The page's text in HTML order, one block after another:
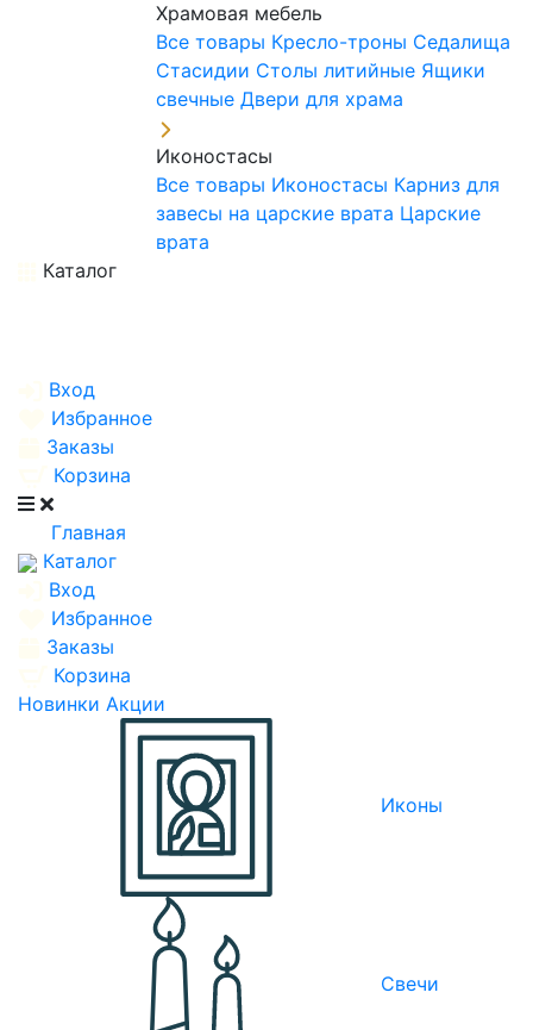
Храмовая мебель
Все товары Кресло-троны Седалища
Стасидии Столы литийные Ящики
свечные Двери для храма
Иконостасы
Все товары Иконостасы Карниз для
завесы на царские врата Царские
врата
Каталог
Вход
Избранное
Заказы
Корзина
Главная
Каталог
Вход
Избранное
Заказы
Корзина
Новинки Акции
Иконы
Свечи